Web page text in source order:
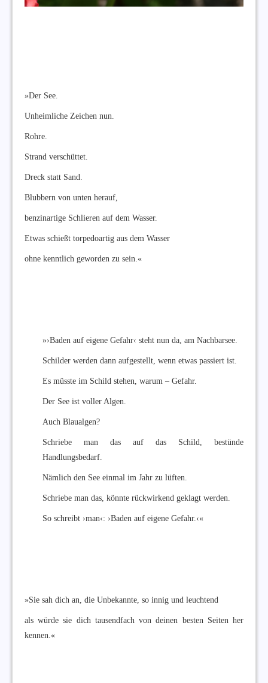
»Der See.
Unheimliche Zeichen nun.
Rohre.
Strand verschüttet.
Dreck statt Sand.
Blubbern von unten herauf,
benzinartige Schlieren auf dem Wasser.
Etwas schießt torpedoartig aus dem Wasser
ohne kenntlich geworden zu sein.«
»›Baden auf eigene Gefahr‹ steht nun da, am Nachbarsee.
Schilder werden dann aufgestellt, wenn etwas passiert ist.
Es müsste im Schild stehen, warum – Gefahr.
Der See ist voller Algen.
Auch Blaualgen?
Schriebe man das auf das Schild, bestünde
Handlungsbedarf.
Nämlich den See einmal im Jahr zu lüften.
Schriebe man das, könnte rückwirkend geklagt werden.
So schreibt ›man‹: ›Baden auf eigene Gefahr.‹«
»Sie sah dich an, die Unbekannte, so innig und leuchtend
als würde sie dich tausendfach von deinen besten Seiten her
kennen.«